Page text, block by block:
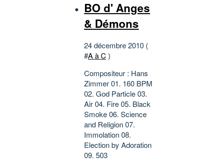
BO d' Anges
& Démons
24 décembre 2010 (
#A à C )
Compositeur : Hans
Zimmer 01. 160 BPM
02. God Particle 03.
Air 04. Fire 05. Black
Smoke 06. Science
and Religion 07.
Immolation 08.
Election by Adoration
09. 503